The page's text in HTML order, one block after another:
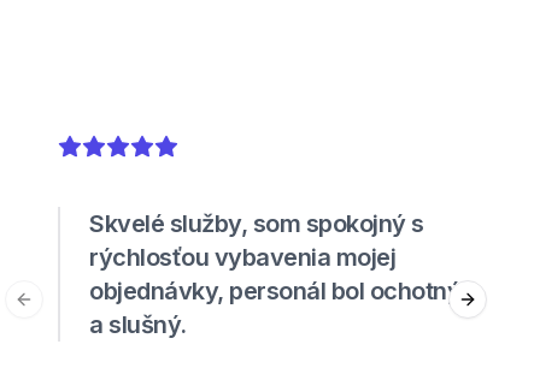
5out of 5 stars
Skvelé služby, som spokojný s
rýchlosťou vybavenia mojej
objednávky, personál bol ochotný
a slušný.
Previous slide Next